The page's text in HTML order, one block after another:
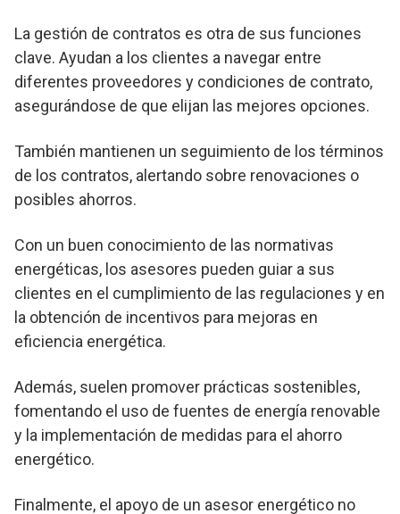
La gestión de contratos es otra de sus funciones
clave. Ayudan a los clientes a navegar entre
diferentes proveedores y condiciones de contrato,
asegurándose de que elijan las mejores opciones.
También mantienen un seguimiento de los términos
de los contratos, alertando sobre renovaciones o
posibles ahorros.
Con un buen conocimiento de las normativas
energéticas, los asesores pueden guiar a sus
clientes en el cumplimiento de las regulaciones y en
la obtención de incentivos para mejoras en
eficiencia energética.
Además, suelen promover prácticas sostenibles,
fomentando el uso de fuentes de energía renovable
y la implementación de medidas para el ahorro
energético.
Finalmente, el apoyo de un asesor energético no